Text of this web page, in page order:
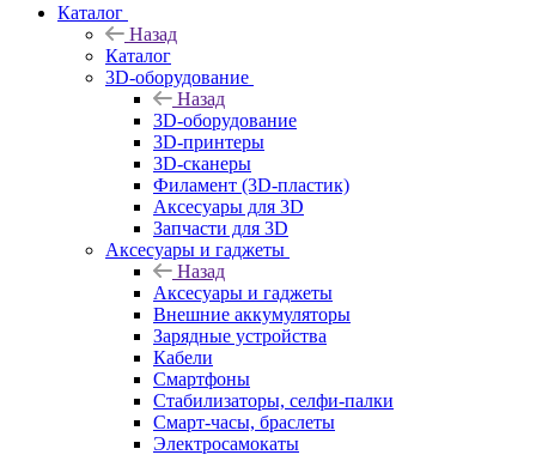
Каталог
Назад
Каталог
3D-оборудование
Назад
3D-оборудование
3D-принтеры
3D-сканеры
Филамент (3D-пластик)
Аксесуары для 3D
Запчасти для 3D
Аксесуары и гаджеты
Назад
Аксесуары и гаджеты
Внешние аккумуляторы
Зарядные устройства
Кабели
Смартфоны
Стабилизаторы, селфи-палки
Смарт-часы, браслеты
Электросамокаты